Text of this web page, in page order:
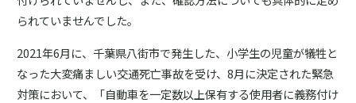
られていませんでした。
2021年6月に、千葉県八街市で発生した、小学生の児童が犠牲と
なった大変痛ましい交通死亡事故を受け、8月に決定された緊急
対策において、「自動車を一定数以上保有する使用者に義務付け